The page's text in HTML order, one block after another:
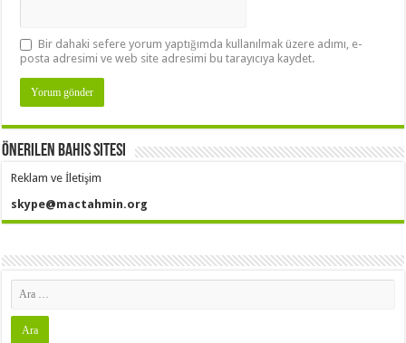
Bir dahaki sefere yorum yaptığımda kullanılmak üzere adımı, e-
posta adresimi ve web site adresimi bu tarayıcıya kaydet.
Önerilen Bahis Sitesi
Reklam ve İletişim
skype@mactahmin.org